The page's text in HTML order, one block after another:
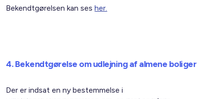
Bekendtgørelsen kan sesher.
4. Bekendtgørelse om udlejning af almene boliger
Der er indsat en ny bestemmelse i